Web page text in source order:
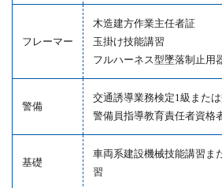
フレーマー
木造建方作業主任者証
玉掛け技能講習
フルハーネス型墜落制止用
警備
交通誘導業務検定1級また
警備員指導教育責任者資格
基礎
車両系建設機械技能講習ま
習